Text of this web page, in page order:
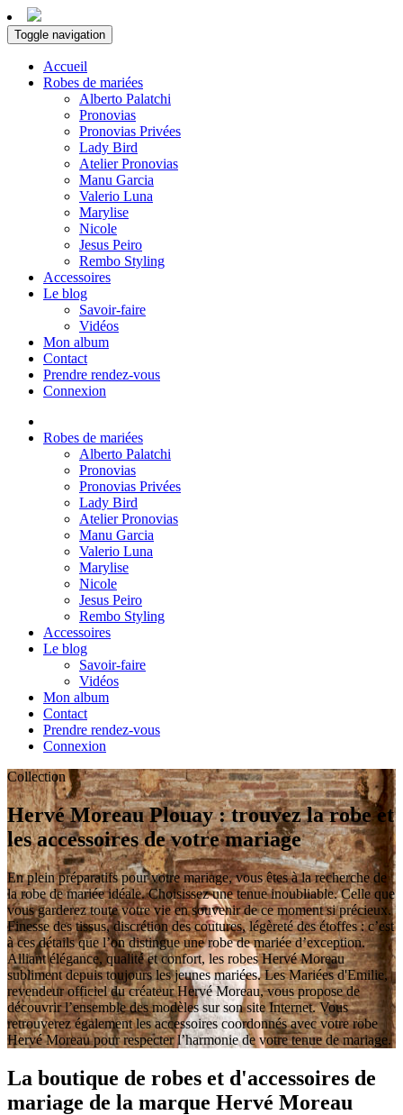
Toggle navigation
Accueil
Robes de mariées
Alberto Palatchi
Pronovias
Pronovias Privées
Lady Bird
Atelier Pronovias
Manu Garcia
Valerio Luna
Marylise
Nicole
Jesus Peiro
Rembo Styling
Accessoires
Le blog
Savoir-faire
Vidéos
Mon album
Contact
Prendre rendez-vous
Connexion
Robes de mariées
Alberto Palatchi
Pronovias
Pronovias Privées
Lady Bird
Atelier Pronovias
Manu Garcia
Valerio Luna
Marylise
Nicole
Jesus Peiro
Rembo Styling
Accessoires
Le blog
Savoir-faire
Vidéos
Mon album
Contact
Prendre rendez-vous
Connexion
Collection
Hervé Moreau Plouay : trouvez la robe et
les accessoires de votre mariage
En plein préparatifs pour votre mariage, vous êtes à la recherche de
la robe de mariée idéale. Choisissez une tenue inoubliable. Celle que
vous garderez toute votre vie en souvenir de ce moment si précieux.
Finesse des tissus, discrétion des coutures, légèreté des étoffes : c’est
à ces détails que l’on distingue une robe de mariée d’exception.
Alliant élégance, qualité et confort, les robes Hervé Moreau
subliment depuis toujours les jeunes mariées. Les Mariées d'Emilie,
revendeur officiel du créateur Hervé Moreau, vous propose de
découvrir l’ensemble des modèles sur son site Internet. Vous
retrouverez également les accessoires coordonnés avec votre robe
Hervé Moreau pour respecter l’harmonie de votre tenue de mariage.
La boutique de robes et d'accessoires de
mariage de la marque Hervé Moreau